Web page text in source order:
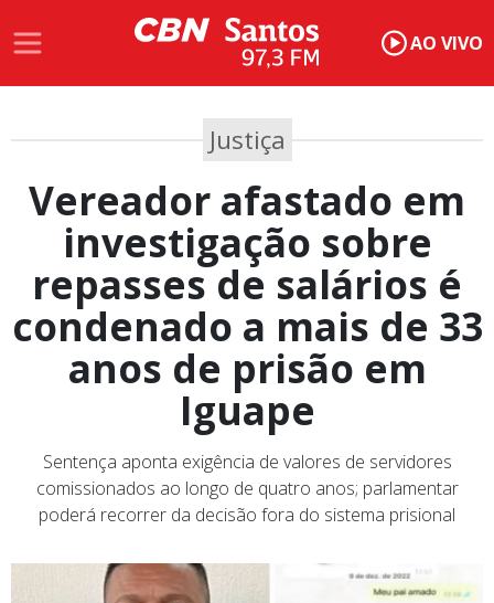
AO VIVO
Justiça
Vereador afastado em
investigação sobre
repasses de salários é
condenado a mais de 33
anos de prisão em
Iguape
Sentença aponta exigência de valores de servidores
comissionados ao longo de quatro anos; parlamentar
poderá recorrer da decisão fora do sistema prisional